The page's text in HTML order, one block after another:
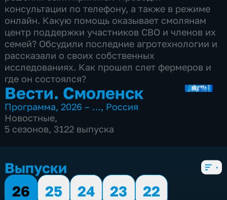
консультации по телефону, а также в режиме
онлайн. Какую помощь оказывает смолянам
центр поддержки участников СВО и членов их
семей? Обсудили последние агротехнологии и
рассказали о своих собственных
исследованиях. Как прошел слет фермеров и
где он состоялся?
Вести. Смоленск
Программа,2026 – …, Россия
Новостные,
5 сезонов, 3122 выпуска
Выпуски
26
25 24 23
22